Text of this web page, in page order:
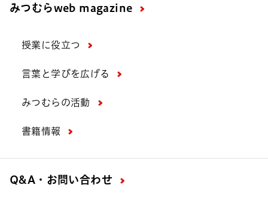
みつむらweb magazine
授業に役立つ
言葉と学びを広げる
みつむらの活動
書籍情報
Q&A・お問い合わせ